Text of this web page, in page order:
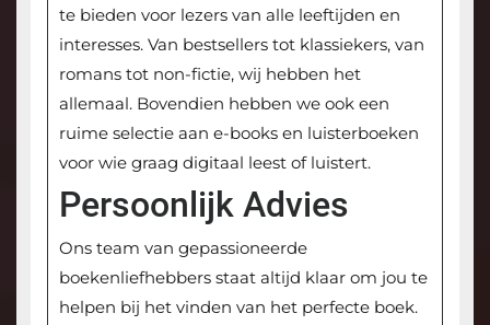
te bieden voor lezers van alle leeftijden en
interesses. Van bestsellers tot klassiekers, van
romans tot non-fictie, wij hebben het
allemaal. Bovendien hebben we ook een
ruime selectie aan e-books en luisterboeken
voor wie graag digitaal leest of luistert.
Persoonlijk Advies
Ons team van gepassioneerde
boekenliefhebbers staat altijd klaar om jou te
helpen bij het vinden van het perfecte boek.